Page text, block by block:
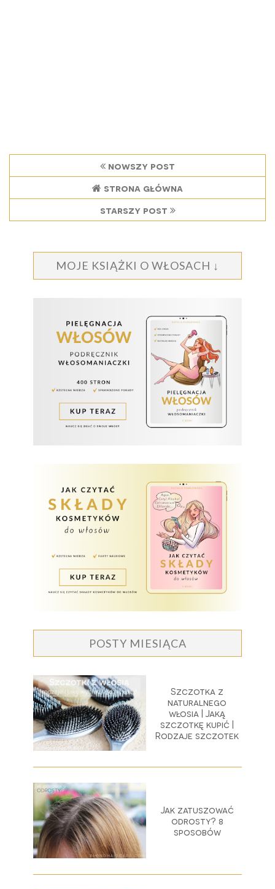
nowszy post
strona główna
starszy post
MOJE KSIĄŻKI O WŁOSACH ↓
POSTY MIESIĄCA
Szczotka z
naturalnego
włosia | Jaką
szczotkę kupić |
Rodzaje szczotek
Jak zatuszować
odrosty? 8
sposobów